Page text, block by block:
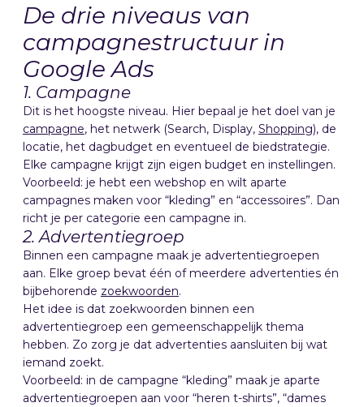
De drie niveaus van
campagnestructuur in
Google Ads
1. Campagne
Dit is het hoogste niveau. Hier bepaal je het doel van je
campagne, het netwerk (Search, Display, Shopping), de
locatie, het dagbudget en eventueel de biedstrategie.
Elke campagne krijgt zijn eigen budget en instellingen.
Voorbeeld: je hebt een webshop en wilt aparte
campagnes maken voor “kleding” en “accessoires”. Dan
richt je per categorie een campagne in.
2. Advertentiegroep
Binnen een campagne maak je advertentiegroepen
aan. Elke groep bevat één of meerdere advertenties én
bijbehorende zoekwoorden.
Het idee is dat zoekwoorden binnen een
advertentiegroep een gemeenschappelijk thema
hebben. Zo zorg je dat advertenties aansluiten bij wat
iemand zoekt.
Voorbeeld: in de campagne “kleding” maak je aparte
advertentiegroepen aan voor “heren t-shirts”, “dames